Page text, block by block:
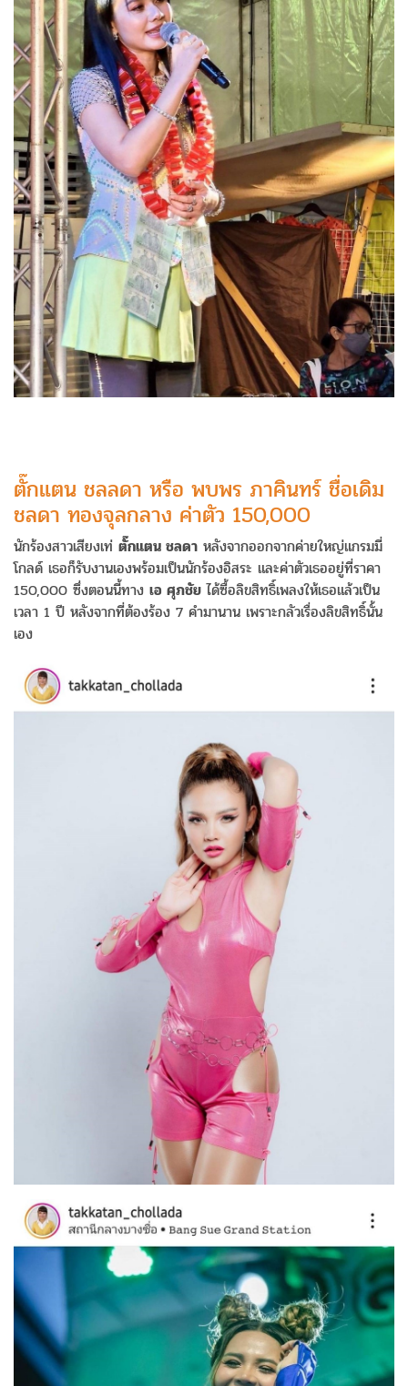
ตั๊กแตน ชลลดา หรือ พบพร ภาคินทร์ ชื่อเดิม
ชลดา ทองจุลกลาง ค่าตัว 150,000
นักร้องสาวเสียงเท่ ตั๊กแตน ชลดา หลังจากออกจากค่ายใหญ่แกรมมี่
โกลด์ เธอก็รับงานเองพร้อมเป็นนักร้องอิสระ และค่าตัวเธออยู่ที่ราคา
150,000 ซึ่งตอนนี้ทาง เอ ศุภชัย ได้ซื้อลิขสิทธิ์เพลงให้เธอแล้วเป็น
เวลา 1 ปี หลังจากที่ต้องร้อง 7 คำมานาน เพราะกลัวเรื่องลิขสิทธิ์นั้น
เอง